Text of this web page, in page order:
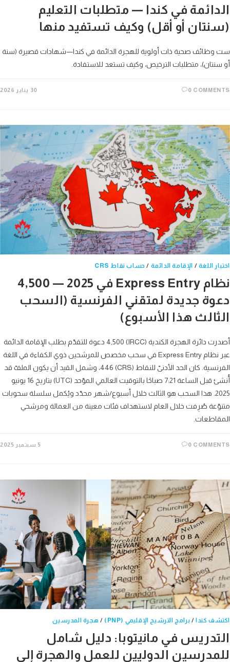
في كندا — متطلبات التعليم
أو أقل) وكيف تستفيد منها
صحية ذات أولوية للهجرة الدائمة في كندا—شهادات قصيرة (سنة
متطلبات الترخيص، وكيف تستعد للاستفادة.
0
اللغة/الإقامة الدائمة/حساب نقاط CRS
نظام Express Entry في 2025 — 4,500
جديدة لمتقني الفرنسية (السحب
هذا الأسبوع)
أصدرت دائرة الهجرة الكندية (IRCC) 4,500 دعوة للتقدّم بطلب الإقامة الدائمة
عبر نظام Express Entry في سحب مخصص للمرشحين ذوي الكفاءة في اللغة
الفرنسية. كان الحد الأدنىّ للنقاط (CRS) 446، وشمل القيد أن يكون الملفّ قد
أُنشئ قبل الساعة 7:21 صباحًا بالتوقيت العالمي الموّحد (UTC) بتاريخ 16 يونيو
2025. هذا السحب هو الثالث خلال أسبوع/شهر محدّد ويُكمل سلسلة سحوبات
صُرِفت خلال العام لاستهداف فئات معينة من العمالة ومرشحي
0
كندا /برامج الترشيح الإقليمي (PNP) /هجرة المدرسين
في مانيتوبا: دليل شامل
الدوليين للعمل والهجرة إلى